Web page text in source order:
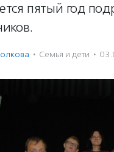
пятый год
· Семья и дети ·